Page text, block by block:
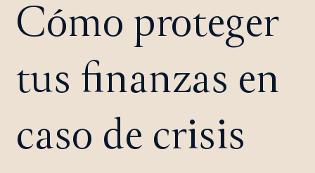
Cómo proteger
tus finanzas en
caso de crisis